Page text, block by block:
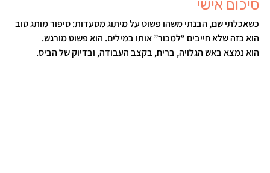
סיכום אישי
כשאכלתי שם, הבנתי משהו פשוט על מיתוג מסעדות: סיפור מותג טוב
הוא כזה שלא חייבים “למכור” אותו במילים. הוא פשוט מורגש.
הוא נמצא באש הגלויה, בריח, בקצב העבודה, ובדיוק של הביס.